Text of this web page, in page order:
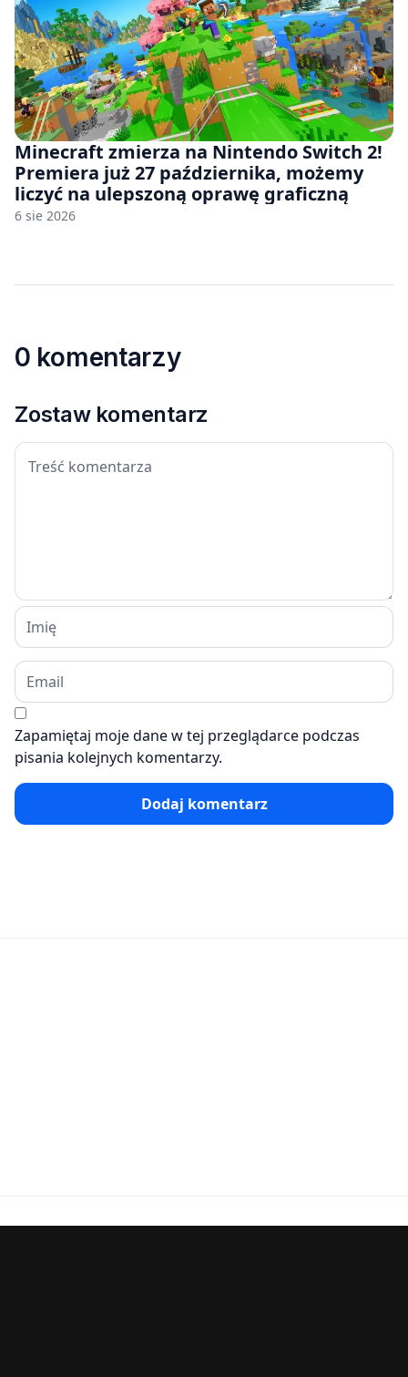
Minecraft zmierza na Nintendo Switch 2!
Premiera już 27 października, możemy
liczyć na ulepszoną oprawę graficzną
6 sie 2026
0 komentarzy
Zostaw komentarz
Zapamiętaj moje dane w tej przeglądarce podczas
pisania kolejnych komentarzy.
Dodaj komentarz